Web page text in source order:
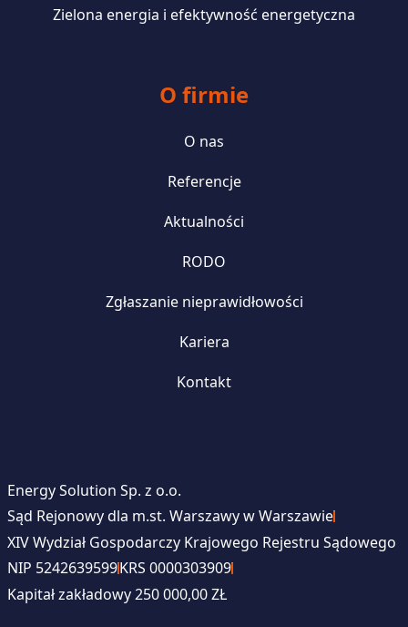
Zielona energia i efektywność energetyczna
O firmie
O nas
Referencje
Aktualności
RODO
Zgłaszanie nieprawidłowości
Kariera
Kontakt
Energy Solution Sp. z o.o.
Sąd Rejonowy dla m.st. Warszawy w Warszawie
XIV Wydział Gospodarczy Krajowego Rejestru Sądowego
NIP 5242639599KRS 0000303909
Kapitał zakładowy 250 000,00 ZŁ